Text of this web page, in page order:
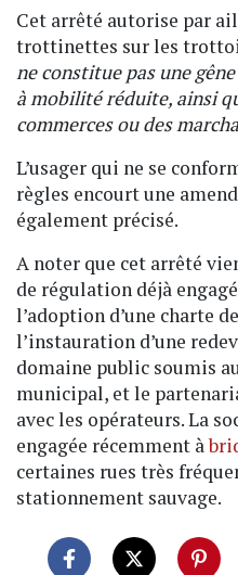
Cet arrêté autorise par
trottinettes sur les
ne constitue pas une
à mobilité réduite, ainsi
commerces ou des
L’usager qui ne se
règles encourt une
également précisé.
A noter que cet arrêté
de régulation déjà
l’adoption d’une charte
l’instauration d’une
domaine public soumis
municipal, et le
avec les opérateurs. La
engagée récemment à
certaines rues très
stationnement sauvage.